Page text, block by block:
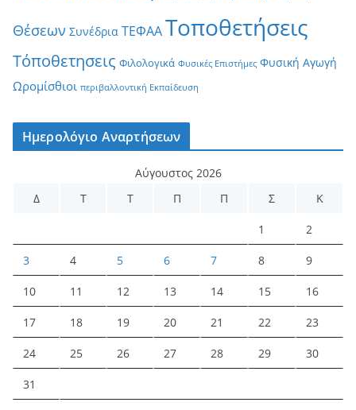
Θέσεων Συνέδρια ΤΕΦΑΑΤοποθετήσεις
Τόποθετησεις Φιλολογικά Φυσικές Επιστήμες Φυσική Αγωγή
Ωρομίσθιοι περιβαλλοντική Εκπαίδευση
Ημερολόγιο Αναρτήσεων
Αύγουστος 2026
Δ
Τ Τ Π Π Σ Κ
1 2
3 4 5 6 7 8 9
10 11 12 13 14 15 16
17 18 19 20 21 22 23
24 25 26 27 28 29 30
31